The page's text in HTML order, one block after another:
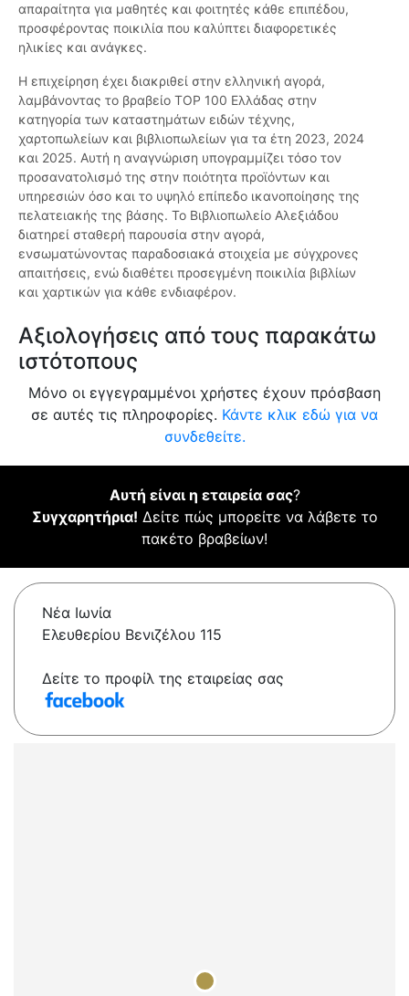
απαραίτητα για μαθητές και φοιτητές κάθε επιπέδου,
προσφέροντας ποικιλία που καλύπτει διαφορετικές
ηλικίες και ανάγκες.
Η επιχείρηση έχει διακριθεί στην ελληνική αγορά,
λαμβάνοντας το βραβείο TOP 100 Ελλάδας στην
κατηγορία των καταστημάτων ειδών τέχνης,
χαρτοπωλείων και βιβλιοπωλείων για τα έτη 2023, 2024
και 2025. Αυτή η αναγνώριση υπογραμμίζει τόσο τον
προσανατολισμό της στην ποιότητα προϊόντων και
υπηρεσιών όσο και το υψηλό επίπεδο ικανοποίησης της
πελατειακής της βάσης. Το Βιβλιοπωλείο Αλεξιάδου
διατηρεί σταθερή παρουσία στην αγορά,
ενσωματώνοντας παραδοσιακά στοιχεία με σύγχρονες
απαιτήσεις, ενώ διαθέτει προσεγμένη ποικιλία βιβλίων
και χαρτικών για κάθε ενδιαφέρον.
Αξιολογήσεις από τους παρακάτω
ιστότοπους
Μόνο οι εγγεγραμμένοι χρήστες έχουν πρόσβαση
σε αυτές τις πληροφορίες. Κάντε κλικ εδώ για να
συνδεθείτε.
Αυτή είναι η εταιρεία σας?
Συγχαρητήρια! Δείτε πώς μπορείτε να λάβετε το
πακέτο βραβείων!
Νέα Ιωνία
Ελευθερίου Βενιζέλου 115
Δείτε το προφίλ της εταιρείας σας